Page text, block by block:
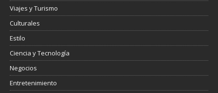
Viajes y Turismo
Culturales
Estilo
Ciencia y Tecnología
Negocios
Entretenimiento